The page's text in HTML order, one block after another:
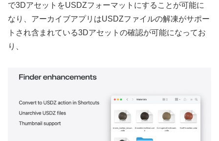
で3DアセットをUSDZフォーマットにすることが可能に
なり、アーカイブアプリはUSDZファイルの解凍がサポー
トされ含まれている3Dアセットの確認が可能になってお
り、